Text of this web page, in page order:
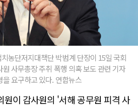
농단저지대책단 박범계 단장이 15일 국회
사무총장 주취 폭행 의혹 보도 관련 기자
요구하고 있다. 연합뉴스
원이 감사원의 '서해 공무원 피격 사